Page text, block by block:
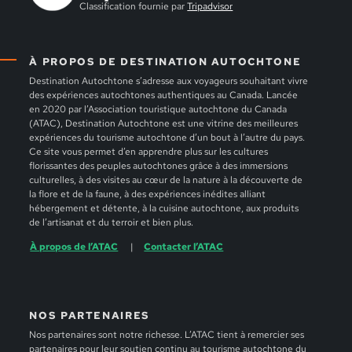
À PROPOS DE DESTINATION AUTOCHTONE
Destination Autochtone s’adresse aux voyageurs souhaitant vivre
des expériences autochtones authentiques au Canada. Lancée
en 2020 par l’Association touristique autochtone du Canada
(ATAC), Destination Autochtone est une vitrine des meilleures
expériences du tourisme autochtone d’un bout à l’autre du pays.
Ce site vous permet d’en apprendre plus sur les cultures
florissantes des peuples autochtones grâce à des immersions
culturelles, à des visites au cœur de la nature à la découverte de
la flore et de la faune, à des expériences inédites alliant
hébergement et détente, à la cuisine autochtone, aux produits
de l’artisanat et du terroir et bien plus.
À propos de l’ATAC
Contacter l’ATAC
NOS PARTENAIRES
Nos partenaires sont notre richesse. L’ATAC tient à remercier ses
partenaires pour leur soutien continu au tourisme autochtone du
Classification fournie parTripadvisor